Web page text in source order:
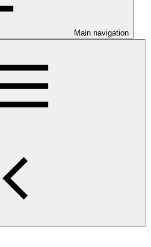
Main navigation